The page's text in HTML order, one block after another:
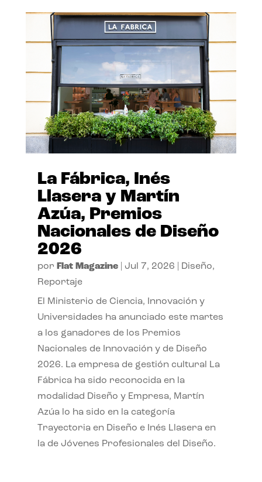
La Fábrica, Inés
Llasera y Martín
Azúa, Premios
Nacionales de Diseño
2026
por Flat Magazine| Jul 7, 2026 Diseño,
Reportaje
El Ministerio de Ciencia, Innovación y
Universidades ha anunciado este martes
a los ganadores de los Premios
Nacionales de Innovación y de Diseño
2026. La empresa de gestión cultural La
Fábrica ha sido reconocida en la
modalidad Diseño y Empresa, Martín
Azúa lo ha sido en la categoría
Trayectoria en Diseño e Inés Llasera en
la de Jóvenes Profesionales del Diseño.